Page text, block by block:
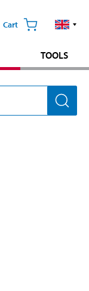
Cart
TOOLS